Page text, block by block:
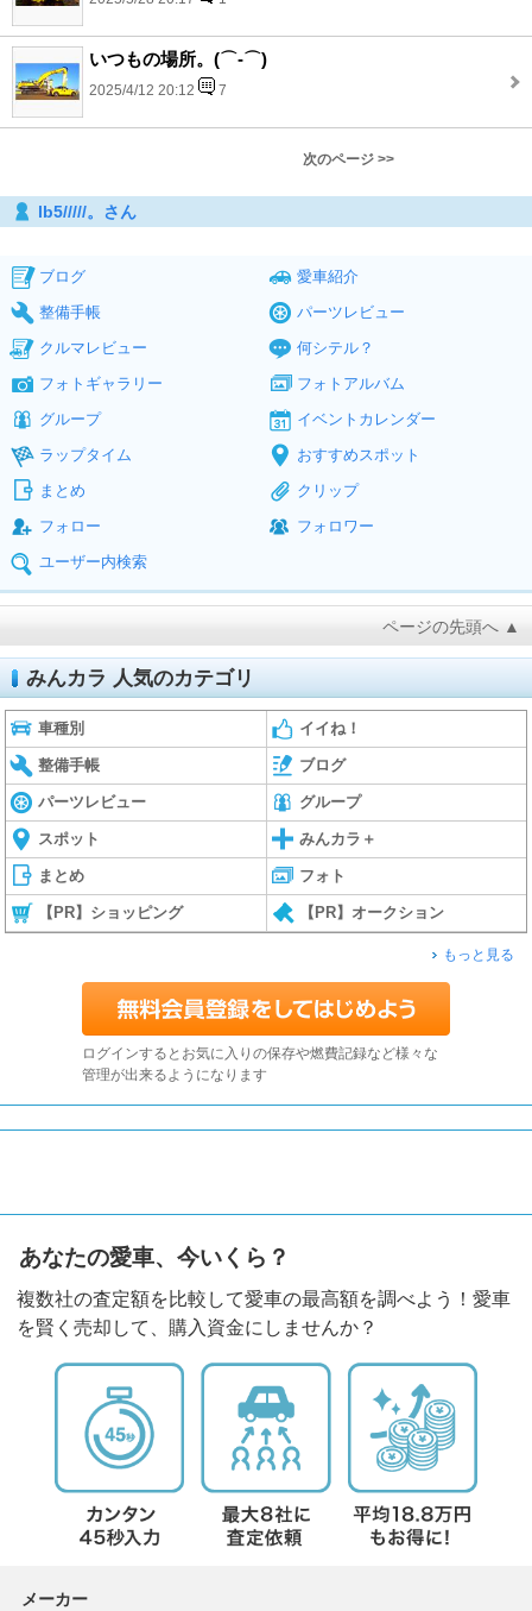
いつもの場所。(⌒‐⌒)
2025/4/12 20:12 7
次のページ >>
lb5/////。さん
ブログ
愛車紹介
整備手帳
パーツレビュー
クルマレビュー
何シテル？
フォトギャラリー
フォトアルバム
グループ
イベントカレンダー
ラップタイム
おすすめスポット
まとめ
クリップ
フォロー
フォロワー
ユーザー内検索
ページの先頭へ ▲
みんカラ 人気のカテゴリ
車種別 イイね！
整備手帳 ブログ
パーツレビュー グループ
スポット みんカラ＋
まとめ フォト
【PR】ショッピング 【PR】オークション
もっと見る
ログインするとお気に入りの保存や燃費記録など様々な
管理が出来るようになります
あなたの愛車、今いくら？
複数社の査定額を比較して愛車の最高額を調べよう！愛車
を賢く売却して、購入資金にしませんか？
メーカー